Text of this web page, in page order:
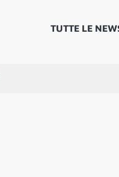
TUTTE LE